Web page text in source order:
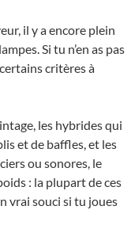
il y a encore plein
Si tu n’en as pas
critères à
les hybrides qui
et de baffles, et les
ou sonores, le
: la plupart de ces
vrai souci si tu joues